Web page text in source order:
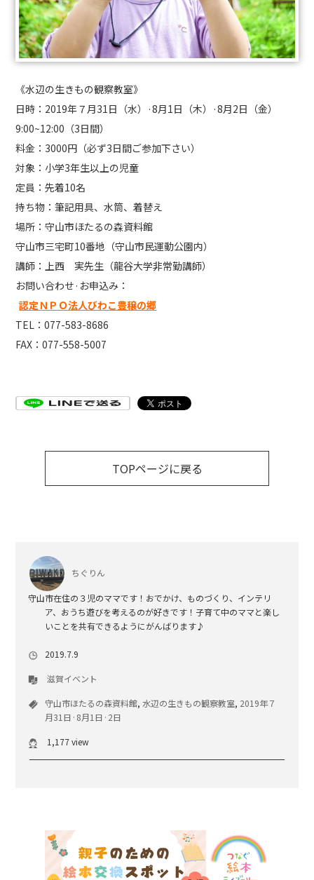
《水辺の生きもの観察教室》
日時：2019年７月31日（水）·8月1日（木）·8月2日（金）
9:00~12:00（3日間）
料金：3000円（必ず3日間ご参加下さい）
対象：小学3年生以上の児童
定員：先着10名
持ち物：筆記用具、水筒、着替え
場所：守山市ほたるの森資料館
守山市三宅町10番地（守山市民運動公園内）
講師：上西 実先生（龍谷大学非常勤講師）
お問い合わせ·お申込み：
認定ＮＰＯ法人びわこ豊穣の郷
TEL：077-583-8686
FAX：077-558-5007
TOPページに戻る
ちぐりん
守山市在住の３児のママです！おでかけ、ものづくり、インテリ
ア、おうち遊びを考えるのが好きです！子育て中のママと楽し
いことを共有できるようにがんばります♪
2019.7.9
滋賀イベント
守山市ほたるの森資料館,水辺の生きもの観察教室, 2019年７
月31日·8月1日·2日
1,177 view